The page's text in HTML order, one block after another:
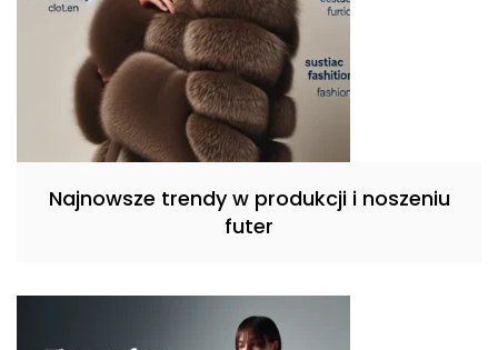
Najnowsze trendy w produkcji i noszeniu
futer